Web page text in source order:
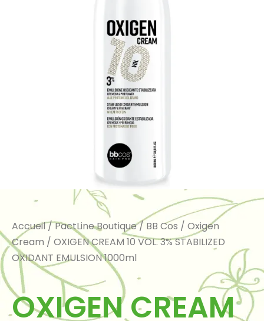
Accueil/PactLine Boutique/ BB Cos / Oxigen
Cream / OXIGEN CREAM 10 VOL. 3% STABILIZED
OXIDANT EMULSION 1000ml
OXIGEN CREAM